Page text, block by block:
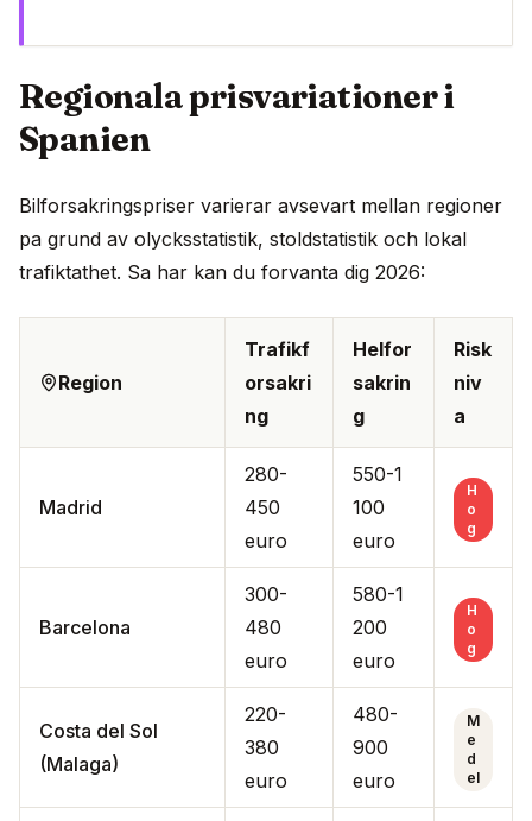
Regionala prisvariationer i
Spanien
Bilforsakringspriser varierar avsevart mellan regioner
pa grund av olycksstatistik, stoldstatistik och lokal
trafiktathet. Sa har kan du forvanta dig 2026:
Region
Trafikf
orsakri
ng
Helfor
sakrin
g
Risk
niv
a
Madrid
280-
450
euro
550-1
100
euro
H
o
g
Barcelona
300-
480
euro
580-1
200
euro
H
o
g
Costa del Sol
(Malaga)
220-
380
euro
480-
900
euro
M
e
d
el